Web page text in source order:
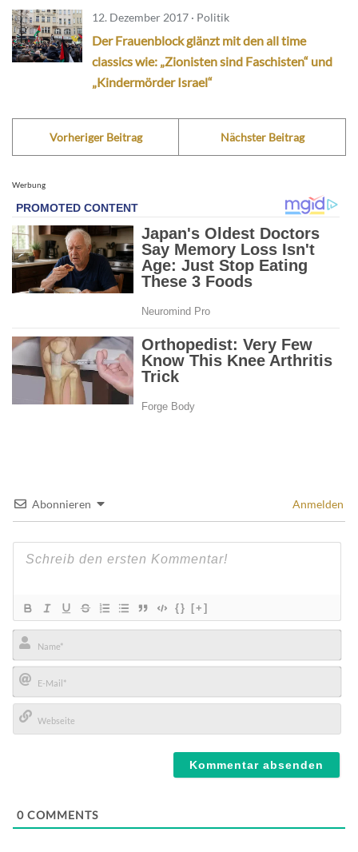
12. Dezember 2017 · Politik
Der Frauenblock glänzt mit den all time
classics wie: „Zionisten sind Faschisten“ und
„Kindermörder Israel“
Vorheriger Beitrag Nächster Beitrag
Werbung
Abonnieren Anmelden
{} [+]
Name*
E-
Mail*
0 COMMENTS